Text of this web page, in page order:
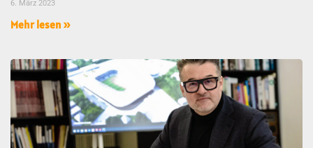
6. März 2023
Mehr lesen »